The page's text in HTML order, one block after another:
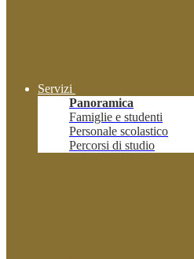
Servizi
Panoramica
Famiglie e studenti
Personale scolastico
Percorsi di studio